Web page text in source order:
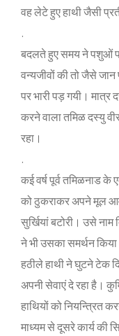
वह लेटे हुए हाथी जैसी
.
बदलते हुए समय ने पशुओं
वन्‍यजीवों की तो जैसे
पर भारी पड़ गयी। मात्र
करने वाला तम‍िळ दस्‍यु
रहा।
.
कई वर्ष पूर्व तम‍िळनाड के
को ठुकराकर अपने मूल
सुर्ख‍ियां बटोरी। उसे नाम
ने भी उसका समर्थन
हठीले हाथी ने घुटने टेक
अपनी सेवाएं दे रहा है।
हाथ‍ियों को न‍ियन्‍त्र‍ित
माध्‍यम से दूसरे कार्य की